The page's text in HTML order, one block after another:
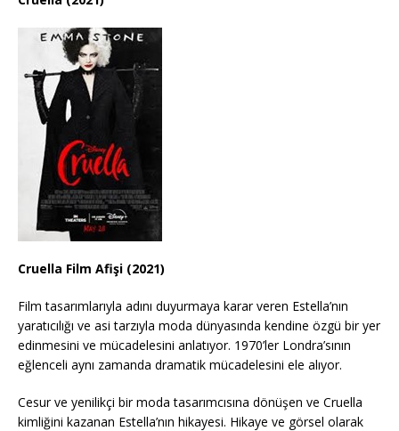
Cruella Film Afişi (2021)
Film tasarımlarıyla adını duyurmaya karar veren Estella’nın
yaratıcılığı ve asi tarzıyla moda dünyasında kendine özgü bir yer
edinmesini ve mücadelesini anlatıyor. 1970’ler Londra’sının
eğlenceli aynı zamanda dramatik mücadelesini ele alıyor.
Cesur ve yenilikçi bir moda tasarımcısına dönüşen ve Cruella
kimliğini kazanan Estella’nın hikayesi. Hikaye ve görsel olarak